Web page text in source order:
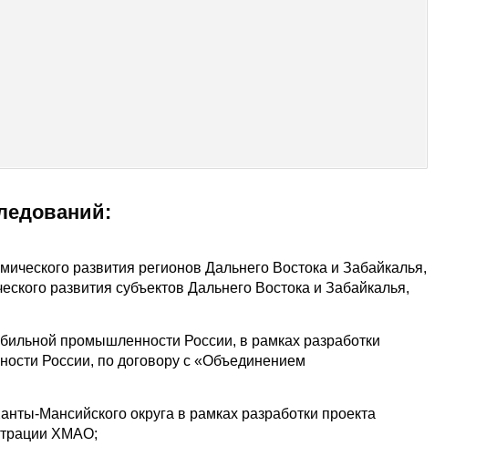
развития регионов Дальнего Востока и Забайкалья,
развития субъектов Дальнего Востока и Забайкалья,
промышленности России, в рамках разработки
России, по договору с «Объединением
Мансийского округа в рамках разработки проекта
ХМАО;